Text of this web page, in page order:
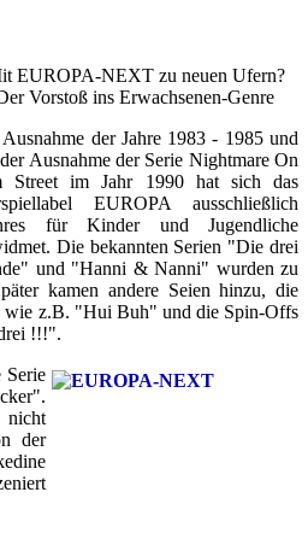
EUROPA-NEXT zu neuen Ufern?
Vorstoß ins Erwachsenen-Genre
der Jahre 1983 - 1985 und
Ausnahme der Serie Nightmare On
Street im Jahr 1990 hat sich das
EUROPA ausschließlich
für Kinder und Jugendliche
Die bekannten Serien "Die drei
und "Hanni & Nanni" wurden zu
kamen andere Seien hinzu, die
wie z.B. "Hui Buh" und die Spin-Offs
!!!".
Serie
nicht
der